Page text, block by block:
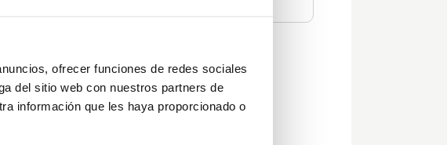
ofrecer funciones de redes sociales
del sitio web con nuestros partners de
información que les haya proporcionado o
de almacenaje
. No te
se estropee en
Categorías
Actualidad
Consejos